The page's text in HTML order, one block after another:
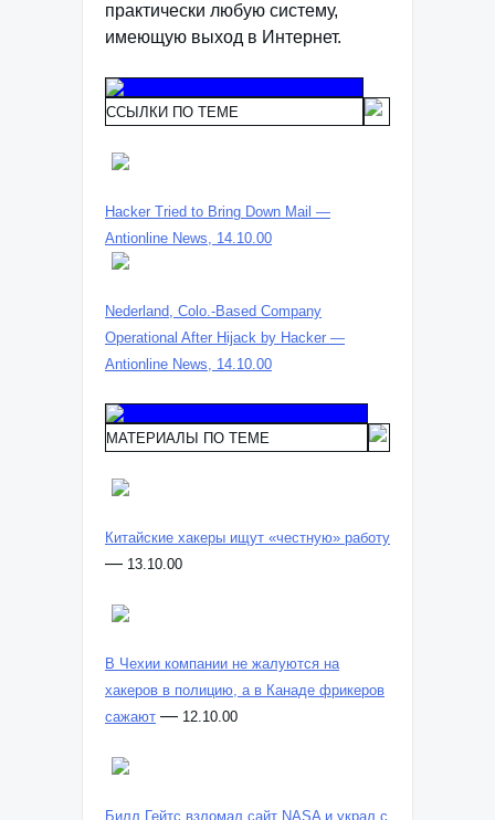
практически любую систему,
имеющую выход в Интернет.
ССЫЛКИ ПО ТЕМЕ
Hacker Tried to Bring Down Mail —
Antionline News, 14.10.00
Nederland, Colo.-Based Company
Operational After Hijack by Hacker —
Antionline News, 14.10.00
МАТЕРИАЛЫ ПО ТЕМЕ
Китайские хакеры ищут «честную» работу
— 13.10.00
В Чехии компании не жалуются на
хакеров в полицию, а в Канаде фрикеров
сажают — 12.10.00
Билл Гейтс взломал сайт NASA и украл с